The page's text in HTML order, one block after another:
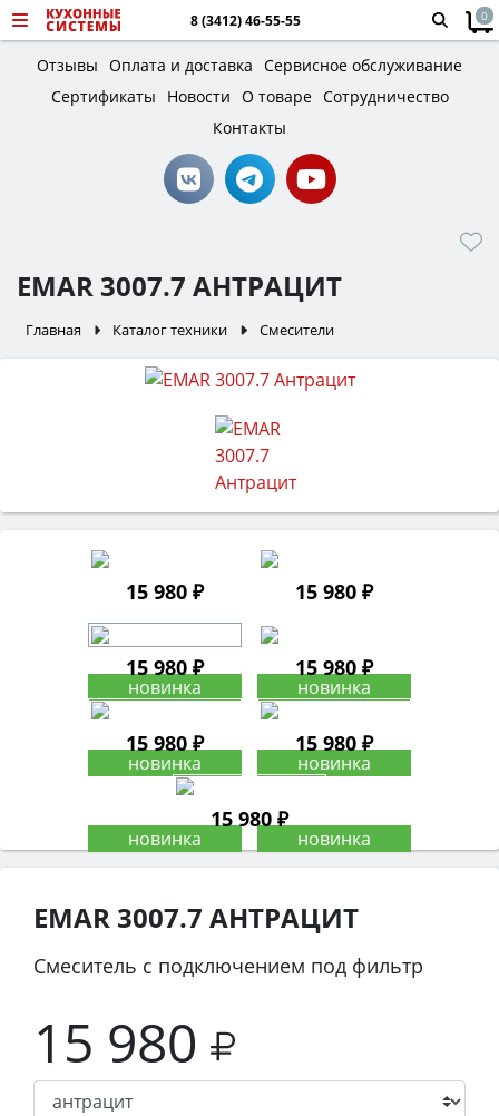
8 (3412) 46-55-55 0
Отзывы Оплата и доставка Сервисное обслуживание
Сертификаты
Новости О товаре Сотрудничество
Контакты
EMAR 3007.7 АНТРАЦИТ
Главная Каталог техники Смесители
15 980 ₽ 15 980 ₽
15 980 ₽ 15 980 ₽
15 980 ₽ 15 980 ₽
15 980 ₽
EMAR 3007.7 АНТРАЦИТ
Смеситель с подключением под фильтр
15 980